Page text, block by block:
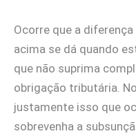
Ocorre que a
acima se dá quando
que não suprima
obrigação tributária.
justamente isso que
sobrevenha a